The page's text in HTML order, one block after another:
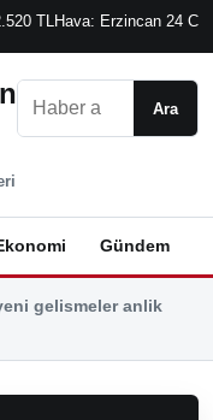
TLHava: Erzincan 24 C
Ara
Gündem
gelismeler anlik